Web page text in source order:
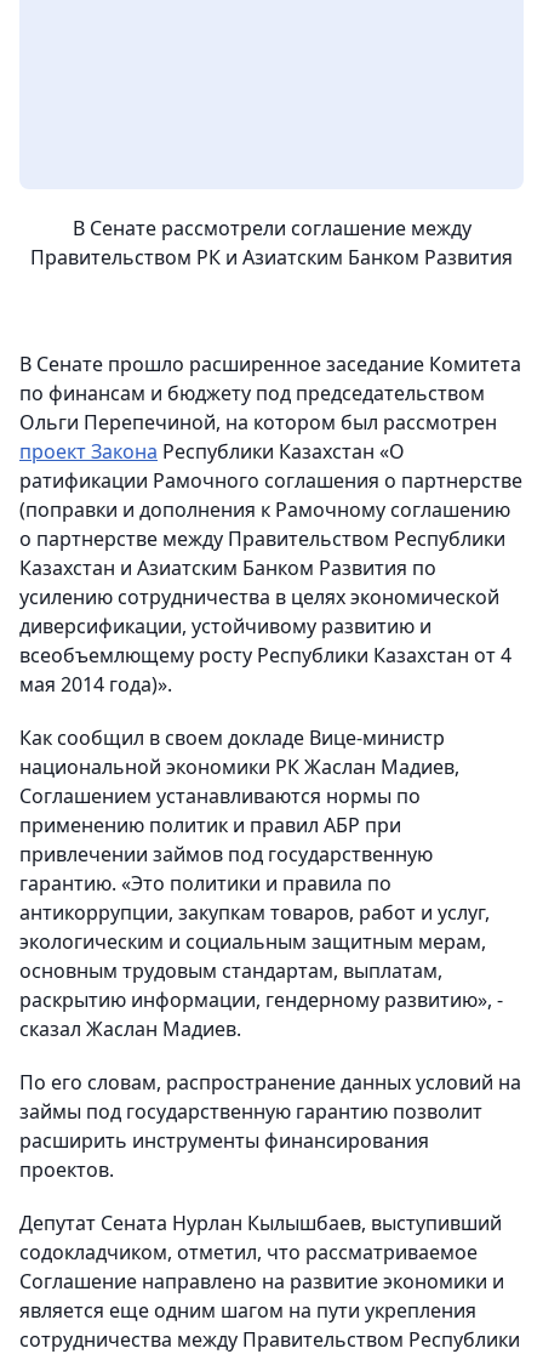
В Сенате рассмотрели соглашение между
Правительством РК и Азиатским Банком Развития
В Сенате прошло расширенное заседание Комитета
по финансам и бюджету под председательством
Ольги Перепечиной, на котором был рассмотрен
проект Закона Республики Казахстан «О
ратификации Рамочного соглашения о партнерстве
(поправки и дополнения к Рамочному соглашению
о партнерстве между Правительством Республики
Казахстан и Азиатским Банком Развития по
усилению сотрудничества в целях экономической
диверсификации, устойчивому развитию и
всеобъемлющему росту Республики Казахстан от 4
мая 2014 года)».
Как сообщил в своем докладе Вице-министр
национальной экономики РК Жаслан Мадиев,
Соглашением устанавливаются нормы по
применению политик и правил АБР при
привлечении займов под государственную
гарантию. «Это политики и правила по
антикоррупции, закупкам товаров, работ и услуг,
экологическим и социальным защитным мерам,
основным трудовым стандартам, выплатам,
раскрытию информации, гендерному развитию», -
сказал Жаслан Мадиев.
По его словам, распространение данных условий на
займы под государственную гарантию позволит
расширить инструменты финансирования
проектов.
Депутат Сената Нурлан Кылышбаев, выступивший
содокладчиком, отметил, что рассматриваемое
Соглашение направлено на развитие экономики и
является еще одним шагом на пути укрепления
сотрудничества между Правительством Республики